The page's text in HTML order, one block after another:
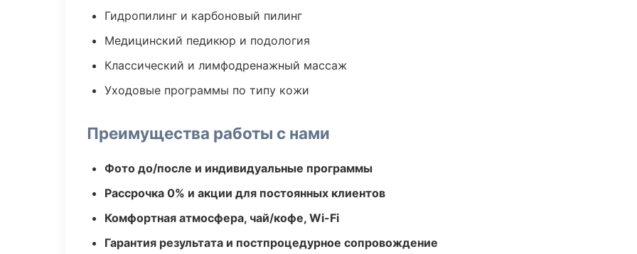
Гидропилинг и карбоновый пилинг
Медицинский педикюр и подология
Классический и лимфодренажный массаж
Уходовые программы по типу кожи
Преимущества работы с нами
Фото до/после и индивидуальные программы
Рассрочка 0% и акции для постоянных клиентов
Комфортная атмосфера, чай/кофе, Wi-Fi
Гарантия результата и постпроцедурное сопровождение